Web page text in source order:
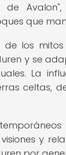
de
que
de los
y se
La
celtas,
y